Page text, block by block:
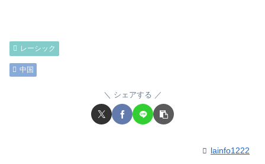
レーシック
中国
シェアする
lainfo1222